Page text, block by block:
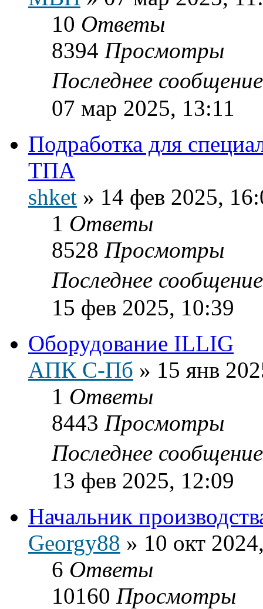
10 Ответы
8394 Просмотры
Последнее
07 мар 2025, 13:11
Подработка для
ТПА
shket » 14 фев 2025,
1 Ответы
8528 Просмотры
Последнее
15 фев 2025, 10:39
Оборудование ILLIG
АПК С-Пб » 15 янв
1 Ответы
8443 Просмотры
Последнее
13 фев 2025, 12:09
Начальник
Georgy88 » 10 окт
6 Ответы
10160 Просмотры